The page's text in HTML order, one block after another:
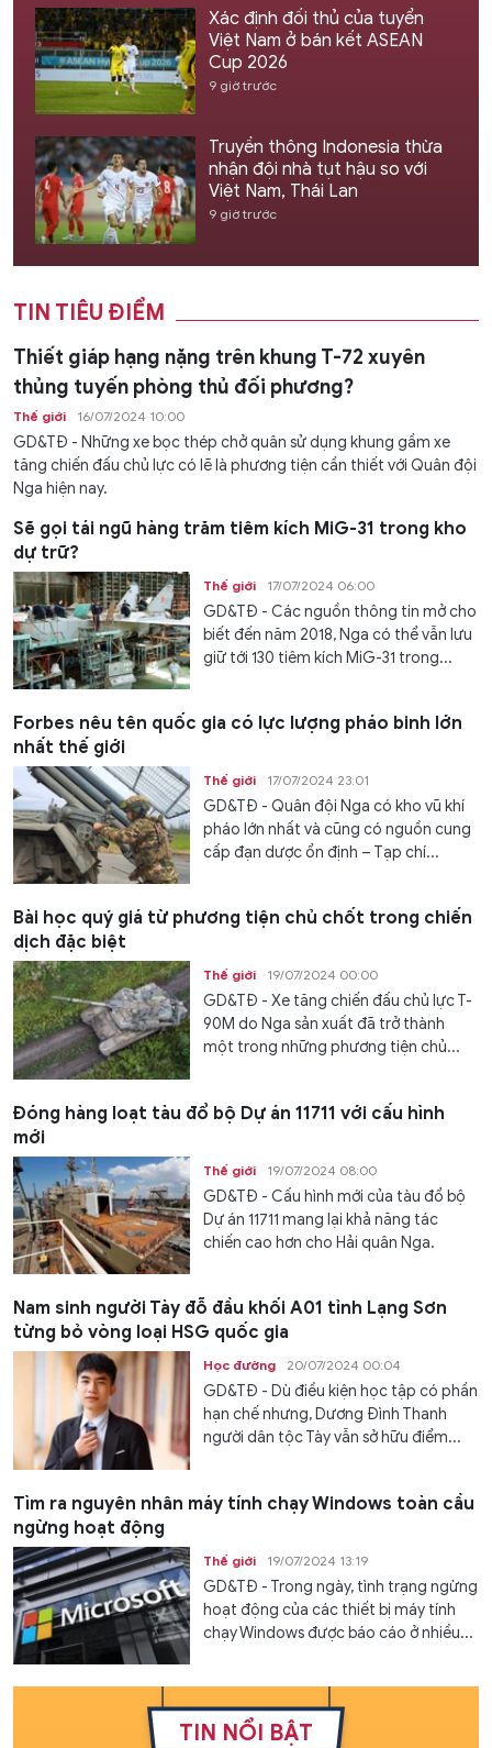
Xác định đối thủ của tuyển
Việt Nam ở bán kết ASEAN
Cup 2026
9 giờ trước
Truyền thông Indonesia thừa
nhận đội nhà tụt hậu so với
Việt Nam, Thái Lan
9 giờ trước
TIN TIÊU ĐIỂM
Thiết giáp hạng nặng trên khung T-72 xuyên
thủng tuyến phòng thủ đối phương?
Thế giới 16/07/2024 10:00
GD&TĐ - Những xe bọc thép chở quân sử dụng khung gầm xe
tăng chiến đấu chủ lực có lẽ là phương tiện cần thiết với Quân đội
Nga hiện nay.
Sẽ gọi tái ngũ hàng trăm tiêm kích MiG-31 trong kho
dự trữ?
Thế giới 17/07/2024 06:00
GD&TĐ - Các nguồn thông tin mở cho
biết đến năm 2018, Nga có thể vẫn lưu
giữ tới 130 tiêm kích MiG-31 trong...
Forbes nêu tên quốc gia có lực lượng pháo binh lớn
nhất thế giới
Thế giới 17/07/2024 23:01
GD&TĐ - Quân đội Nga có kho vũ khí
pháo lớn nhất và cũng có nguồn cung
cấp đạn dược ổn định – Tạp chí...
Bài học quý giá từ phương tiện chủ chốt trong chiến
dịch đặc biệt
Thế giới 19/07/2024 00:00
GD&TĐ - Xe tăng chiến đấu chủ lực T-
90M do Nga sản xuất đã trở thành
một trong những phương tiện chủ...
Đóng hàng loạt tàu đổ bộ Dự án 11711 với cấu hình
mới
Thế giới 19/07/2024 08:00
GD&TĐ - Cấu hình mới của tàu đổ bộ
Dự án 11711 mang lại khả năng tác
chiến cao hơn cho Hải quân Nga.
Nam sinh người Tày đỗ đầu khối A01 tỉnh Lạng Sơn
từng bỏ vòng loại HSG quốc gia
Học đường 20/07/2024 00:04
GD&TĐ - Dù điều kiện học tập có phần
hạn chế nhưng, Dương Đình Thanh
người dân tộc Tày vẫn sở hữu điểm...
Tìm ra nguyên nhân máy tính chạy Windows toàn cầu
ngừng hoạt động
Thế giới 19/07/2024 13:19
GD&TĐ - Trong ngày, tình trạng ngừng
hoạt động của các thiết bị máy tính
chạy Windows được báo cáo ở nhiều...
TIN NỔI BẬT